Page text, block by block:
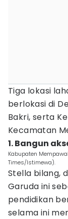
Tiga lokasi
berlokasi di
Bakri, serta
Kecamatan
1. Bangun
Kabupaten
Times/Istimewa).
Stella bilang,
Garuda ini
pendidikan
selama ini